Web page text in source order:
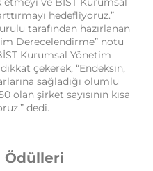
hedefliyoruz.”
tarafından hazırlanan
Derecelendirme” notu
Kurumsal Yönetim
çekerek, “Endeksin,
sağladığı olumlu
şirket sayısının kısa
dedi.
Ödülleri